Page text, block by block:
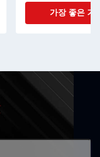
가장 좋은 가